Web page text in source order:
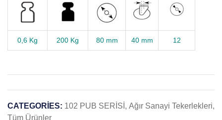
0,6 Kg 200 Kg 80 mm 40 mm 12
CATEGORIES: 102 PUB SERİSİ , Ağır Sanayi Tekerlekleri,
Tüm Ürünler